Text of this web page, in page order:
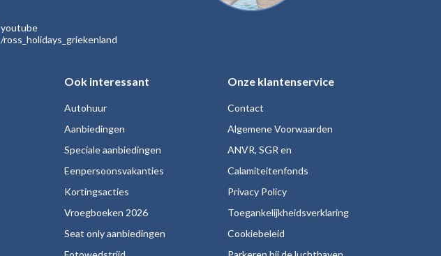
youtube
/ross_holidays_griekenland
Ook interessant
Autohuur
Aanbiedingen
Speciale aanbiedingen
Eenpersoonsvakanties
Kortingsacties
Vroegboeken 2026
Seat only aanbiedingen
Onze klantenservice
Contact
Algemene Voorwaarden
ANVR, SGR en
Calamiteitenfonds
Privacy Policy
Toegankelijkheidsverklaring
Cookiebeleid